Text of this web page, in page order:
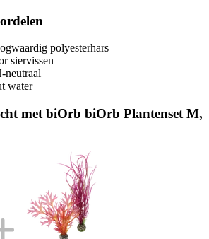
polyesterhars
siervissen
neutraal
water
met biOrb biOrb Plantenset M,